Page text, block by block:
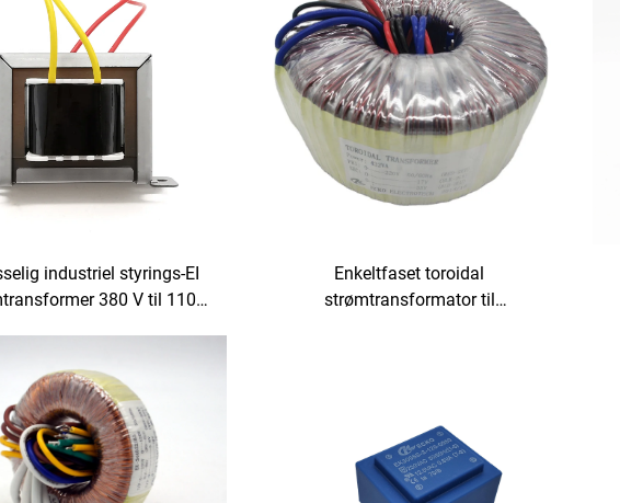
industriel styrings-EI
380 V til 110
Enkeltfaset toroidal
strømtransformator til